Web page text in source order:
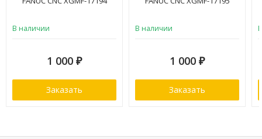
В наличии
1 000 ₽
Заказать
В наличии
1 000 ₽
Заказать